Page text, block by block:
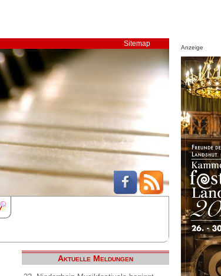
Sitemap
Aktuelle Meldungen
Anzeige